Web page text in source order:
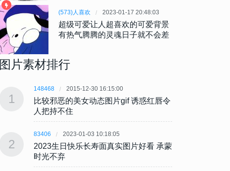
(573)人喜欢 2023-01-17 20:48:03
超级可爱让人超喜欢的可爱背景
有热气腾腾的灵魂日子就不会差
图片素材排行
1
148468 2015-12-30 16:15:00
比较邪恶的美女动态图片gif 诱惑红唇令
人把持不住
2
83406 2023-01-03 10:18:05
2023生日快乐长寿面真实图片好看 承蒙
时光不弃